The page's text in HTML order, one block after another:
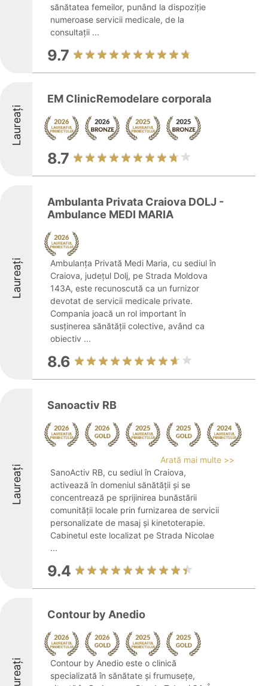
sănătatea femeilor, punând la dispoziție
numeroase servicii medicale, de la
consultații ...
9.7
Laureați
EM ClinicRemodelare corporala
8.7
Laureați
Ambulanta Privata Craiova DOLJ -
Ambulance MEDI MARIA
Ambulanța Privată Medi Maria, cu sediul în
Craiova, județul Dolj, pe Strada Moldova
143A, este recunoscută ca un furnizor
devotat de servicii medicale private.
Compania joacă un rol important în
susținerea sănătății colective, având ca
obiectiv ...
8.6
Laureați
Sanoactiv RB
Arată mai multe >>
SanoActiv RB, cu sediul în Craiova,
activează în domeniul sănătății și se
concentrează pe sprijinirea bunăstării
comunității locale prin furnizarea de servicii
personalizate de masaj și kinetoterapie.
Cabinetul este localizat pe Strada Nicolae
...
9.4
Contour by Anedio
Contour by Anedio este o clinică
specializată în sănătate și frumusețe,